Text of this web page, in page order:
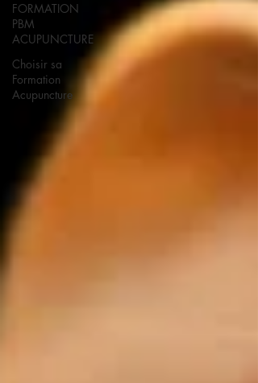
FORMATION
PBM
ACUPUNCTURE
Choisir sa
Formation
Acupuncture